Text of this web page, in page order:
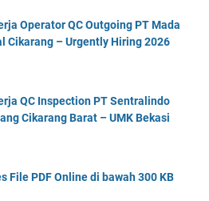
Operator QC Outgoing PT Mada
Cikarang – Urgently Hiring 2026
QC Inspection PT Sentralindo
Cikarang Barat – UMK Bekasi
File PDF Online di bawah 300 KB